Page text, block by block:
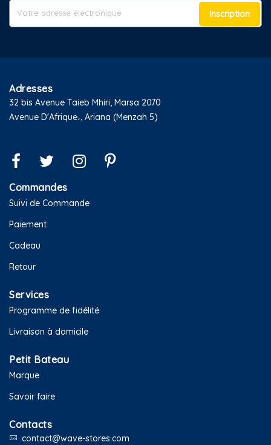
Inscription
Adresses
32 bis Avenue Taieb Mhiri, Marsa 2070
Avenue D'Afrique،, Ariana (Menzah 5)
Commandes
Suivi de Commande
Paiement
Cadeau
Retour
Services
Programme de fidélité
Livraison à domicile
Petit Bateau
Marque
Savoir faire
Contacts
contact@wave-stores.com